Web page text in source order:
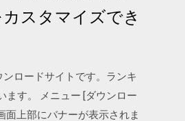
スタマイズでき
ロードサイトです。ランキ
す。 メニュー [ダウンロー
面上部にバナーが表示されま